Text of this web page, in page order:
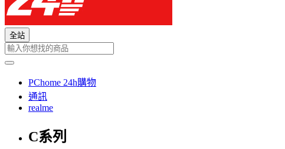
全站
PChome 24h購物
通訊
realme
C系列